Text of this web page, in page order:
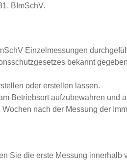
BImSchV.
Einzelmessungen
bekannt
oder erstellen lassen.
Betriebsort aufzubewahren und
nach der Messung der
Sie die erste Messung